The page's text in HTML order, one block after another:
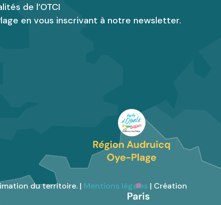
de l’OTCI
en vous inscrivant à notre newsletter.
du territoire. | Mentions légales | Création